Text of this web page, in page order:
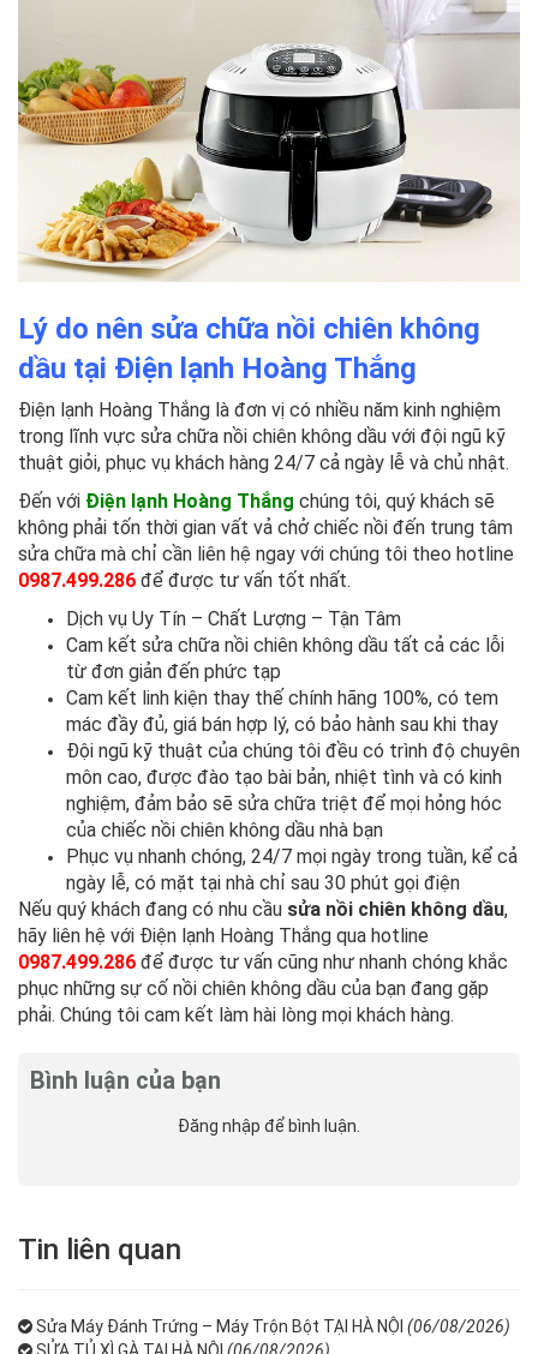
Lý do nên sửa chữa nồi chiên không
dầu tại Điện lạnh Hoàng Thắng
Điện lạnh Hoàng Thắng là đơn vị có nhiều năm kinh nghiệm
trong lĩnh vực sửa chữa nồi chiên không dầu với đội ngũ kỹ
thuật giỏi, phục vụ khách hàng 24/7 cả ngày lễ và chủ nhật.
Đến với Điện lạnh Hoàng Thắng chúng tôi, quý khách sẽ
không phải tốn thời gian vất vả chở chiếc nồi đến trung tâm
sửa chữa mà chỉ cần liên hệ ngay với chúng tôi theo hotline
0987.499.286 để được tư vấn tốt nhất.
Dịch vụ Uy Tín – Chất Lượng – Tận Tâm
Cam kết sửa chữa nồi chiên không dầu tất cả các lỗi
từ đơn giản đến phức tạp
Cam kết linh kiện thay thế chính hãng 100%, có tem
mác đầy đủ, giá bán hợp lý, có bảo hành sau khi thay
Đội ngũ kỹ thuật của chúng tôi đều có trình độ chuyên
môn cao, được đào tạo bài bản, nhiệt tình và có kinh
nghiệm, đảm bảo sẽ sửa chữa triệt để mọi hỏng hóc
của chiếc nồi chiên không dầu nhà bạn
Phục vụ nhanh chóng, 24/7 mọi ngày trong tuần, kể cả
ngày lễ, có mặt tại nhà chỉ sau 30 phút gọi điện
Nếu quý khách đang có nhu cầu sửa nồi chiên không dầu,
hãy liên hệ với Điện lạnh Hoàng Thắng qua hotline
0987.499.286 để được tư vấn cũng như nhanh chóng khắc
phục những sự cố nồi chiên không dầu của bạn đang gặp
phải. Chúng tôi cam kết làm hài lòng mọi khách hàng.
Bình luận của bạn
Đăng nhập để bình luận.
Tin liên quan
Sửa Máy Đánh Trứng – Máy Trộn Bột TẠI HÀ NỘI (06/08/2026)